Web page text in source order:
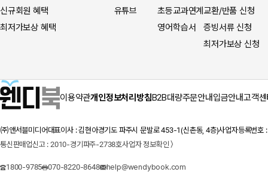
신규회원 혜택
최저가보상 혜택
유튜브
초등교과연계
영어학습서
교환/반품 신청
증빙서류 신청
최저가보상 신청
이용약관개인정보처리방침B2B대량주문안내입금안내고객
㈜앤서블미디어 대표이사 : 김현아경기도 파주시 문발로 453-1(신촌동, 4층)사업자등록번
통신판매업신고 : 2010-경기파주-2738호사업자 정보확인 〉
1800-9785 070-8220-8648 help@wendybook.com